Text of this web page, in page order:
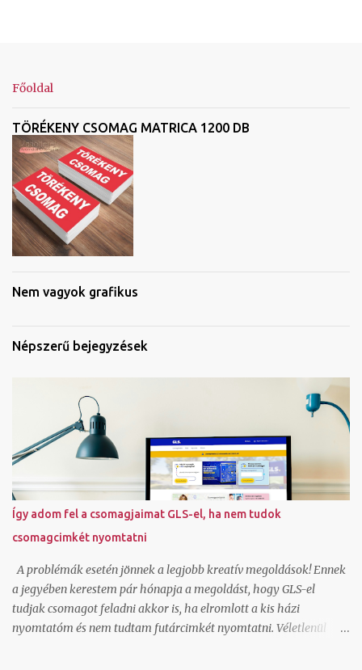
Főoldal
TÖRÉKENY CSOMAG MATRICA 1200 DB
Nem vagyok grafikus
Népszerű bejegyzések
Így adom fel a csomagjaimat GLS-el, ha nem tudok
csomagcimkét nyomtatni
A problémák esetén jönnek a legjobb kreatív megoldások! Ennek
a jegyében kerestem pár hónapja a megoldást, hogy GLS-el
tudjak csomagot feladni akkor is, ha elromlott a kis házi
nyomtatóm és nem tudtam futárcimkét nyomtatni. Véletlenül